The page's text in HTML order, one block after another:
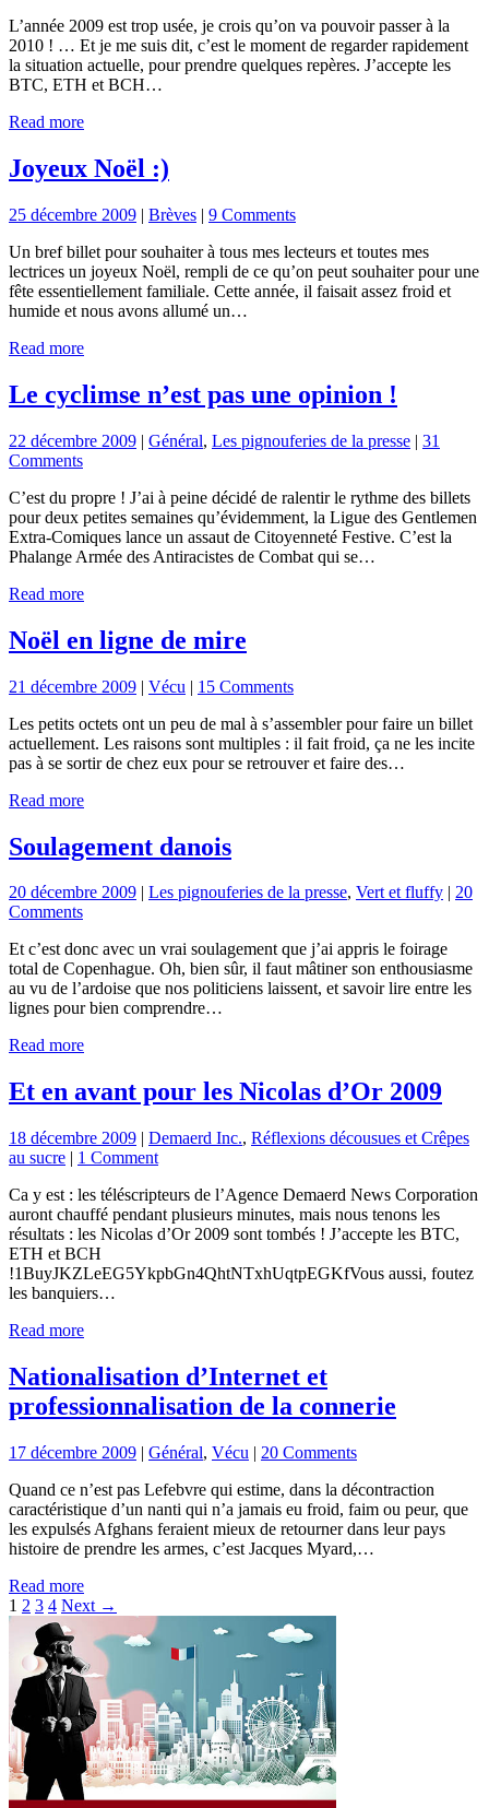
L’année 2009 est trop usée, je crois qu’on va pouvoir passer à la
2010 ! … Et je me suis dit, c’est le moment de regarder rapidement
la situation actuelle, pour prendre quelques repères. J’accepte les
BTC, ETH et BCH…
Read more
Joyeux Noël :)
25 décembre 2009 | Brèves | 9 Comments
Un bref billet pour souhaiter à tous mes lecteurs et toutes mes
lectrices un joyeux Noël, rempli de ce qu’on peut souhaiter pour une
fête essentiellement familiale. Cette année, il faisait assez froid et
humide et nous avons allumé un…
Read more
Le cyclimse n’est pas une opinion !
22 décembre 2009 | Général, Les pignouferies de la presse | 31
Comments
C’est du propre ! J’ai à peine décidé de ralentir le rythme des billets
pour deux petites semaines qu’évidemment, la Ligue des Gentlemen
Extra-Comiques lance un assaut de Citoyenneté Festive. C’est la
Phalange Armée des Antiracistes de Combat qui se…
Read more
Noël en ligne de mire
21 décembre 2009 | Vécu | 15 Comments
Les petits octets ont un peu de mal à s’assembler pour faire un billet
actuellement. Les raisons sont multiples : il fait froid, ça ne les incite
pas à se sortir de chez eux pour se retrouver et faire des…
Read more
Soulagement danois
20 décembre 2009 Les pignouferies de la presse, Vert et fluffy
20
Comments
Et c’est donc avec un vrai soulagement que j’ai appris le foirage
total de Copenhague. Oh, bien sûr, il faut mâtiner son enthousiasme
au vu de l’ardoise que nos politiciens laissent, et savoir lire entre les
lignes pour bien comprendre…
Read more
Et en avant pour les Nicolas d’Or 2009
18 décembre 2009 | Demaerd Inc., Réflexions décousues et Crêpes
au sucre | 1 Comment
Ca y est : les téléscripteurs de l’Agence Demaerd News Corporation
auront chauffé pendant plusieurs minutes, mais nous tenons les
résultats : les Nicolas d’Or 2009 sont tombés ! J’accepte les BTC,
ETH et BCH
!1BuyJKZLeEG5YkpbGn4QhtNTxhUqtpEGKfVous aussi, foutez
les banquiers…
Read more
Nationalisation d’Internet et
professionnalisation de la connerie
17 décembre 2009 | Général, Vécu | 20 Comments
Quand ce n’est pas Lefebvre qui estime, dans la décontraction
caractéristique d’un nanti qui n’a jamais eu froid, faim ou peur, que
les expulsés Afghans feraient mieux de retourner dans leur pays
histoire de prendre les armes, c’est Jacques Myard,…
Read more
Pagination
des
publications
1 2 3 4 Next →